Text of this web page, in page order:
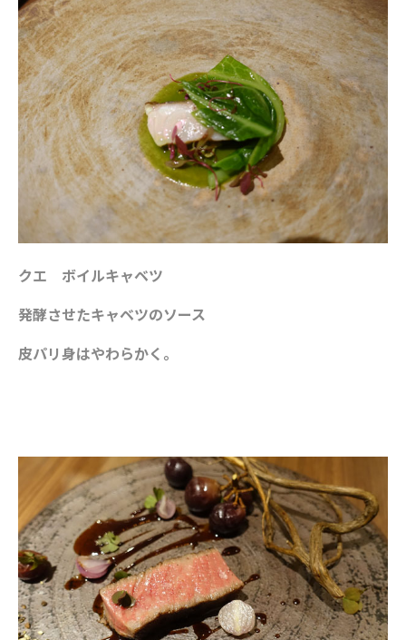
クエ ボイルキャベツ
発酵させたキャベツのソース
皮パリ身はやわらかく。